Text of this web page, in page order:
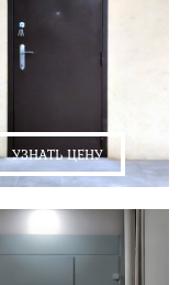
УЗНАТЬ ЦЕНУ